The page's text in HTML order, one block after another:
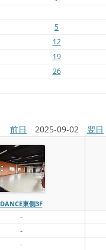
5
12
19
26
前日 2025-09-02 翌日
DANCE東側3F
-
-
-